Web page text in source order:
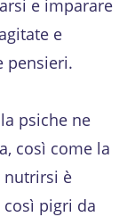
e imparare
e
pensieri.
psiche ne
così come la
nutrirsi è
pigri da